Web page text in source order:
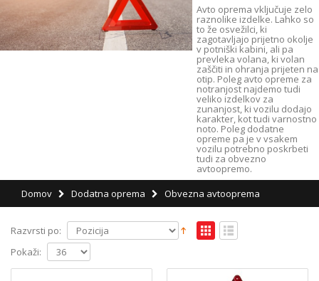
Avto oprema vključuje zelo
raznolike izdelke. Lahko so
to že osvežilci, ki
zagotavljajo prijetno okolje
v potniški kabini, ali pa
prevleka volana, ki volan
zaščiti in ohranja prijeten na
otip. Poleg avto opreme za
notranjost najdemo tudi
veliko izdelkov za
zunanjost, ki vozilu dodajo
karakter, kot tudi varnostno
noto. Poleg dodatne
opreme pa je v vsakem
vozilu potrebno poskrbeti
tudi za obvezno
avtoopremo.
Domov
Dodatna oprema Obvezna avtooprema
Razvrsti po:
Pokaži: